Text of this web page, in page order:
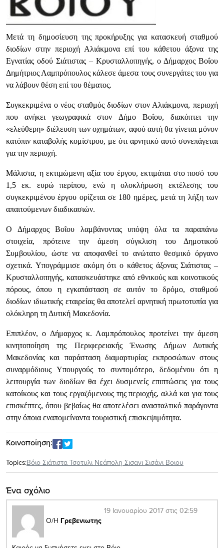
Μετά τη δημοσίευση της προκήρυξης για κατασκευή σταθμού
διοδίων στην περιοχή Αλιάκµονα επί του κάθετου άξονα της
Εγνατίας οδού Σιάτιστας – Κρυσταλλοπηγής, ο Δήμαρχος Βοΐου
Δημήτριος Λαμπρόπουλος κάλεσε άμεσα τους συνεργάτες του για
να λάβουν θέση επί του θέματος.
Συγκεκριμένα ο νέος σταθμός διοδίων στον Αλιάκµονα, περιοχή
που ανήκει γεωγραφικά στον Δήμο Βοΐου, διακόπτει την
«ελεύθερη» διέλευση των οχημάτων, αφού αυτή θα γίνεται μόνον
κατόπιν καταβολής κομίστρου, με ότι αρνητικό αυτό συνεπάγεται
για την περιοχή.
Μάλιστα, η εκτιµώµενη αξία του έργου, εκτιμάται στο ποσό του
1,5 εκ. ευρώ περίπου, ενώ η ολοκλήρωση εκτέλεσης του
συγκεκριμένου έργου ορίζεται σε 180 ημέρες, μετά τη λήξη των
απαιτούμενων διαδικασιών.
Ο Δήμαρχος Βοΐου λαμβάνοντας υπόψη όλα τα παραπάνω
στοιχεία, πρότεινε την άμεση σύγκλιση του Δημοτικού
Συμβουλίου, ώστε να αποφανθεί το ανώτατο θεσμικό όργανο
σχετικά. Υπογράμμισε ακόμη ότι ο κάθετος άξονας Σιάτιστας –
Κρυσταλλοπηγής, κατασκευάστηκε από εθνικούς και κοινοτικούς
πόρους, όπου η εγκατάσταση σε αυτόν το δρόμο, σταθμού
διοδίων ιδιωτικής εταιρείας θα αποτελεί αρνητική πρωτοτυπία για
ολόκληρη τη Δυτική Μακεδονία.
Επιπλέον, ο Δήμαρχος κ. Λαμπρόπουλος προτείνει την άμεση
κινητοποίηση της Περιφερειακής Ένωσης Δήμων Δυτικής
Μακεδονίας και παράσταση διαμαρτυρίας εκπροσώπων στους
συναρμόδιους Υπουργούς το συντομότερο, δεδομένου ότι η
λειτουργία των διοδίων θα έχει δυσμενείς επιπτώσεις για τους
κατοίκους και τους εργαζόμενους της περιοχής, αλλά και για τους
επισκέπτες, όπου βεβαίως θα αποτελέσει ανασταλτικό παράγοντα
στην όποια εναπομείναντα τουριστική επισκεψιμότητα.
Κοινοποίηση:
Topics:Βόιο Σιάτιστα Τσοτυλι Νεάπολη Σισανι Σισάνι Βοιου
Ένα σχόλιο
Ο/Η Γρεβενιωτης
19 Ιανουαρίου 2017 στις 02:59